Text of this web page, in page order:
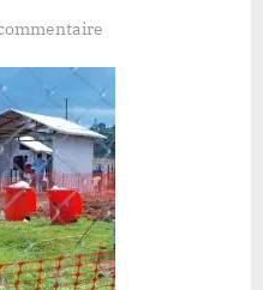
en
Ouganda:
«une
menace
aux
portes
de